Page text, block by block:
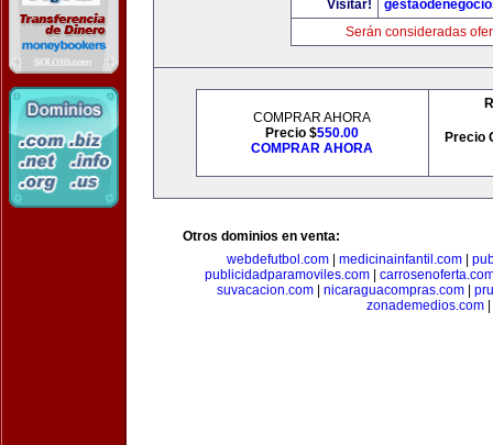
Visitar!
Serán consideradas
COMPRAR AHORA
Precio $550.00
COMPRAR AHORA
Precio
Otros dominios en venta:
webdefutbol.com
medicinainfantil.com
publicidadparamoviles.com
suvacacion.com| nicaraguacompras.com|
zonademedios.com|